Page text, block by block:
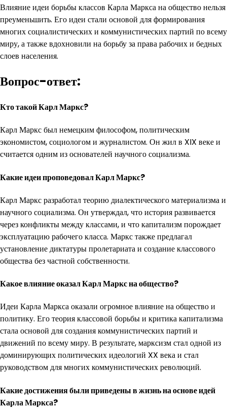
Влияние идеи борьбы классов Карла Маркса на общество нельзя
преуменьшить. Его идеи стали основой для формирования
многих социалистических и коммунистических партий по всему
миру, а также вдохновили на борьбу за права рабочих и бедных
слоев населения.
Вопрос-ответ:
Кто такой Карл Маркс?
Карл Маркс был немецким философом, политическим
экономистом, социологом и журналистом. Он жил в XIX веке и
считается одним из основателей научного социализма.
Какие идеи проповедовал Карл Маркс?
Карл Маркс разработал теорию диалектического материализма и
научного социализма. Он утверждал, что история развивается
через конфликты между классами, и что капитализм порождает
эксплуатацию рабочего класса. Маркс также предлагал
установление диктатуры пролетариата и создание классового
общества без частной собственности.
Какое влияние оказал Карл Маркс на общество?
Идеи Карла Маркса оказали огромное влияние на общество и
политику. Его теория классовой борьбы и критика капитализма
стала основой для создания коммунистических партий и
движений по всему миру. В результате, марксизм стал одной из
доминирующих политических идеологий XX века и стал
руководством для многих коммунистических революций.
Какие достижения были приведены в жизнь на основе идей
Карла Маркса?